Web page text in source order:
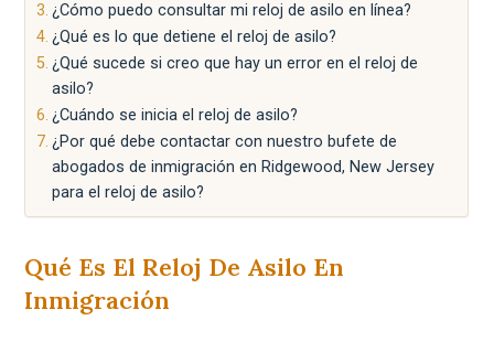
¿Cómo puedo consultar mi reloj de asilo en línea?
¿Qué es lo que detiene el reloj de asilo?
¿Qué sucede si creo que hay un error en el reloj de
asilo?
¿Cuándo se inicia el reloj de asilo?
¿Por qué debe contactar con nuestro bufete de
abogados de inmigración en Ridgewood, New Jersey
para el reloj de asilo?
Qué Es El Reloj De Asilo En
Inmigración